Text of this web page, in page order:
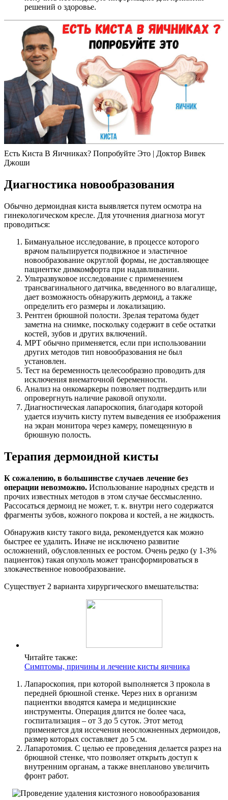
решений о здоровье.
Есть Киста В Яичниках? Попробуйте Это | Доктор Вивек
Джоши
Диагностика новообразования
Обычно дермоидная киста выявляется путем осмотра на
гинекологическом кресле. Для уточнения диагноза могут
проводиться:
Бимануальное исследование, в процессе которого
врачом пальпируется подвижное и эластичное
новообразование округлой формы, не доставляющее
пациентке димкомфорта при надавливании.
Ультразвуковое исследование с применением
трансвагинального датчика, введенного во влагалище,
дает возможность обнаружить дермоид, а также
определить его размеры и локализацию.
Рентген брюшной полости. Зрелая тератома будет
заметна на снимке, поскольку содержит в себе остатки
костей, зубов и других включений.
МРТ обычно применяется, если при использовании
других методов тип новообразования не был
установлен.
Тест на беременность целесообразно проводить для
исключения внематочной беременности.
Анализ на онкомаркеры позволяет подтвердить или
опровергнуть наличие раковой опухоли.
Диагностическая лапароскопия, благодаря которой
удается изучить кисту путем выведения ее изображения
на экран монитора через камеру, помещенную в
брюшную полость.
Терапия дермоидной кисты
К сожалению, в большинстве случаев лечение без
операции невозможно. Использование народных средств и
прочих известных методов в этом случае бессмысленно.
Рассосаться дермоид не может, т. к. внутри него содержатся
фрагменты зубов, кожного покрова и костей, а не жидкость.
Обнаружив кисту такого вида, рекомендуется как можно
быстрее ее удалить. Иначе не исключено развитие
осложнений, обусловленных ее ростом. Очень редко (у 1-3%
пациенток) такая опухоль может трансформироваться в
злокачественное новообразование.
Существует 2 варианта хирургического вмешательства:
Читайте также:
Симптомы, причины и лечение кисты яичника
Лапароскопия, при которой выполняется 3 прокола в
передней брюшной стенке. Через них в организм
пациентки вводятся камера и медицинские
инструменты. Операция длится не более часа,
госпитализация – от 3 до 5 суток. Этот метод
применяется для иссечения неосложненных дермоидов,
размер которых составляет до 5 см.
Лапаротомия. С целью ее проведения делается разрез на
брюшной стенке, что позволяет открыть доступ к
внутренним органам, а также внепланово увеличить
фронт работ.